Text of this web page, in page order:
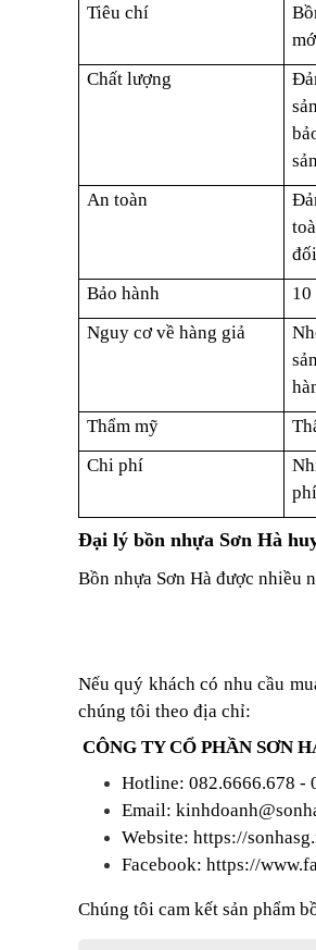
Tiêu chí
Chất lượng
An toàn
đối
Bảo hành
10
Nguy cơ về hàng giả
Thẩm mỹ
Chi phí
Đại lý bồn nhựa Sơn Hà
Bồn nhựa Sơn Hà được nhiều
Nếu quý khách có nhu cầu
chúng tôi theo địa chỉ:
CÔNG TY CỔ PHẦN SƠN
Hotline: 082.6666.678 -
Email:
Website: https://
Facebook: https://
Chúng tôi cam kết sản phẩm